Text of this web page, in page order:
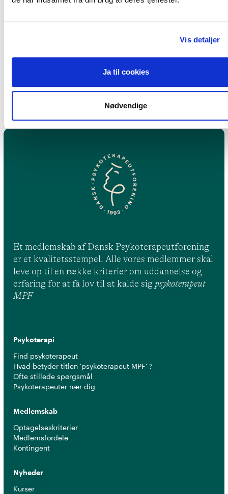
Vis detaljer
Ja til cookies
Nødvendige
Inger Nordeide
Et medlemskab af Dansk Psykoterapeutforening
er et kvalitetsstempel. Alle vores medlemmer skal
leve op til en række kriterier om uddannelse og
erfaring for at få lov til at kalde sig psykoterapeut
MPF
Psykoterapi
Find psykoterapeut
Hvad betyder titlen 'psykoterapeut MPF' ?
Ofte stillede spørgsmål
Psykoterapeuter nær dig
Medlemskab
Optagelseskriterier
Medlemsfordele
Kontingent
Nyheder
Kurser